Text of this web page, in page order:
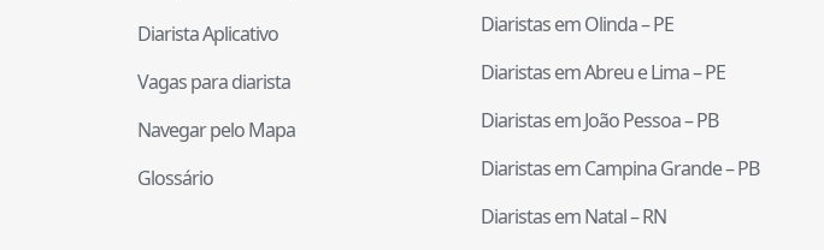
Diarista Aplicativo
Vagas para diarista
Navegar pelo Mapa
Glossário
Diaristas emOlinda–PE
Diaristas emAbreu e Lima–PE
Diaristas emJoão Pessoa–PB
Diaristas emCampina Grande–PB
Diaristas emNatal–RN